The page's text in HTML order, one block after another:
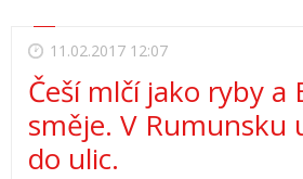
11.02.2017 12:07
Češí mlčí jako ryby a
směje. V Rumunsku
do ulic.